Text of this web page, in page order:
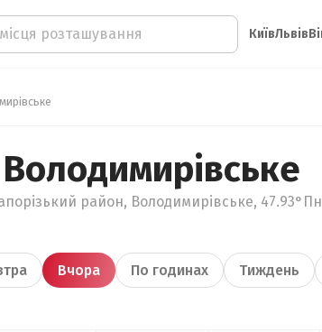
КиївЛьвів
район, Володимирівське,
Вчора По годинах Тиждень